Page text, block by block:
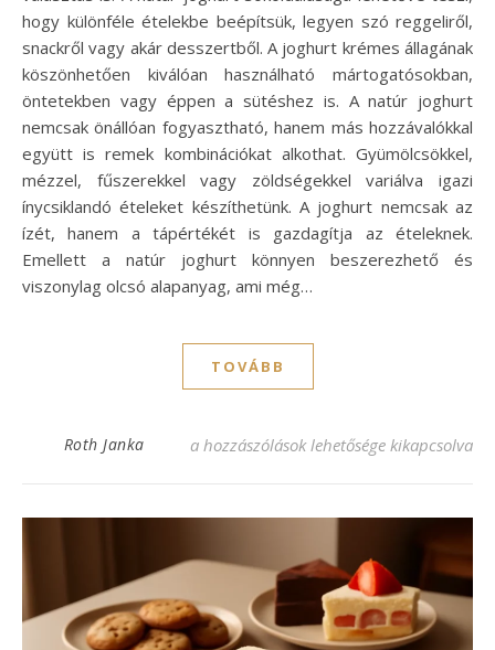
hogy különféle ételekbe beépítsük, legyen szó reggeliről,
snackről vagy akár desszertből. A joghurt krémes állagának
köszönhetően kiválóan használható mártogatósokban,
öntetekben vagy éppen a sütéshez is. A natúr joghurt
nemcsak önállóan fogyasztható, hanem más hozzávalókkal
együtt is remek kombinációkat alkothat. Gyümölcsökkel,
mézzel, fűszerekkel vagy zöldségekkel variálva igazi
ínycsiklandó ételeket készíthetünk. A joghurt nemcsak az
ízét, hanem a tápértékét is gazdagítja az ételeknek.
Emellett a natúr joghurt könnyen beszerezhető és
viszonylag olcsó alapanyag, ami még…
TOVÁBB
Roth Janka Natúr joghurt receptek: ízletes és
a hozzászólások lehetősége kikapcsolva